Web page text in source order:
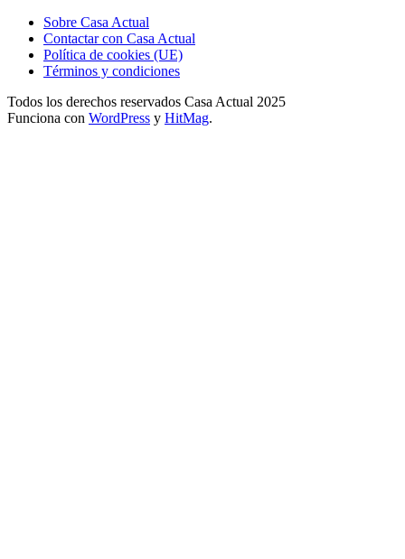
Sobre Casa Actual
Contactar con Casa Actual
Política de cookies (UE)
Términos y condiciones
Todos los derechos reservados Casa Actual 2025
Funciona con WordPress y HitMag.